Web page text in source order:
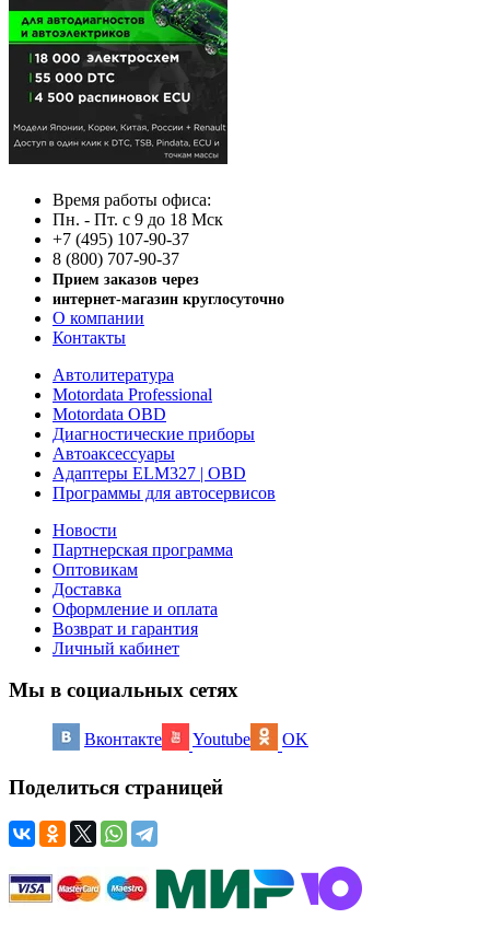
Время работы офиса:
Пн. - Пт. с 9 до 18 Мск
+7 (495) 107-90-37
8 (800) 707-90-37
Прием заказов через
интернет-магазин круглосуточно
О компании
Контакты
Автолитература
Motordata Professional
Motordata OBD
Диагностические приборы
Автоаксессуары
Адаптеры ELM327 | OBD
Программы для автосервисов
Новости
Партнерская программа
Оптовикам
Доставка
Оформление и оплата
Возврат и гарантия
Личный кабинет
Мы в социальных сетях
Вконтакте Youtube OK
Поделиться страницей